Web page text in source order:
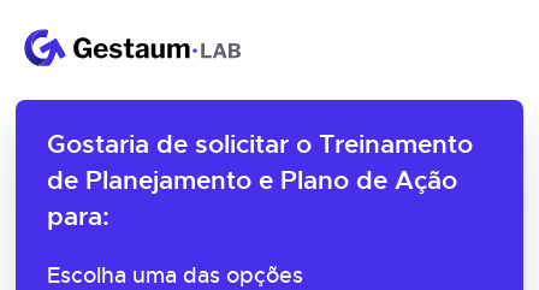
Gostaria de solicitar o Treinamento
de Planejamento e Plano de Ação
para:
Escolha uma das opções